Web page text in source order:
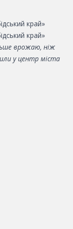
край»
врожаю, ніж
у центр міста